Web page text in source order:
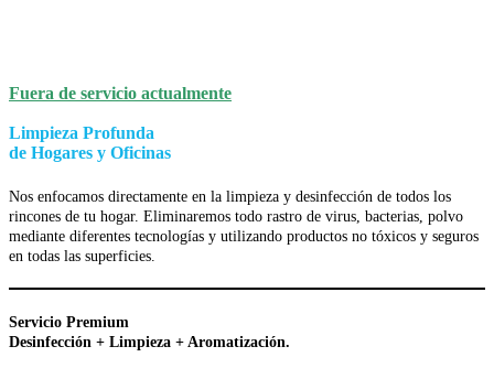
Fuera de servicio actualmente
Limpieza Profunda
de Hogares y Oficinas
Nos enfocamos directamente en la limpieza y desinfección de todos los
rincones de tu hogar. Eliminaremos todo rastro de virus, bacterias, polvo
mediante diferentes tecnologías y utilizando productos no tóxicos y seguros
en todas las superficies.
Servicio Premium
Desinfección + Limpieza + Aromatización.